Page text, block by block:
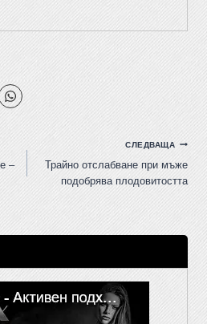
–
СЛЕДВАЩА
Трайно отслабване при мъже
подобрява плодовитостта